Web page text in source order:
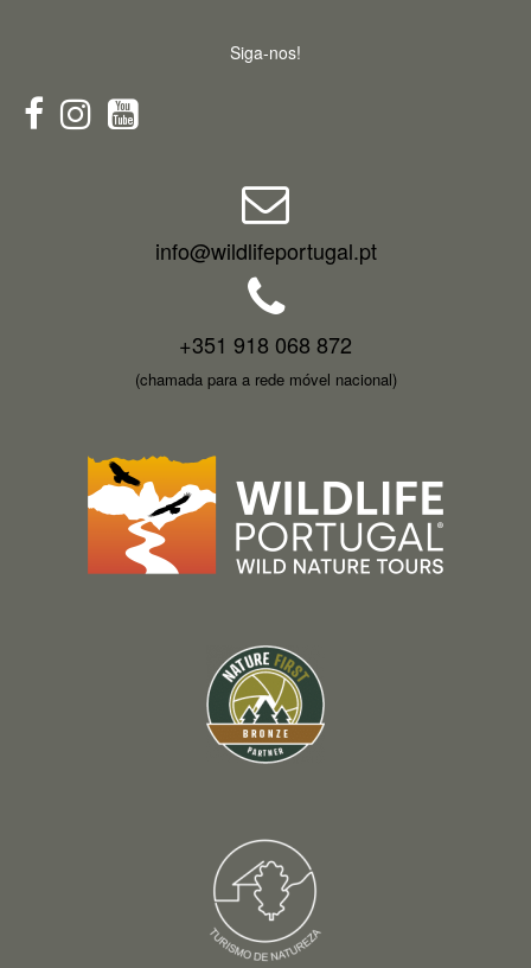
Siga-nos!
info@wildlifeportugal.pt
+351 918 068 872
(chamada para a rede móvel nacional)